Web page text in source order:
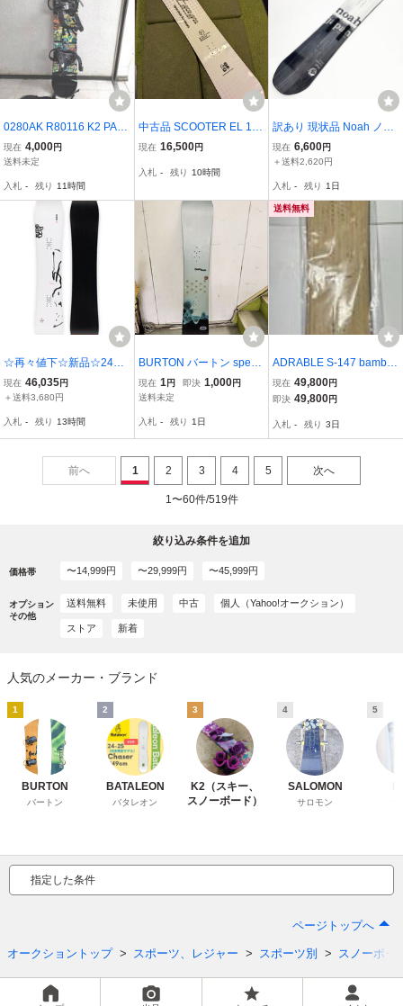
0280AK R80116 K2 PAR
KSTAR ケーツー パーク
スター スノボー スノーボ
ング・カバー付き ビンデ
ィング破損 現状渡し
現在 4,000円
送料未定
入札 - 残り 11時間
中古品 SCOOTER EL 145
cm レディース スノーボ
ィング
現在 16,500円
入札 - 残り 10時間
訳あり 現状品 Noah ノア
High Twister LTD 145 ス
ノーボード 板◆ヒビ/剥が
現在 6,600円
＋送料2,620円
入札 - 残り 1日
☆再々値下☆新品☆24モ
デル RIDE SUPERPIG S
MALL /148cm☆正規モデ
きです☆数量限定・在庫
限りです☆55%OFF～☆
現在 46,035円
＋送料3,680円
入札 - 残り 13時間
BURTON バートン speci
al 46 スノーボード 177 1
46cm△E9111△
現在 1 円 即決 1,000円
送料未定
入札 - 残り 1日
送料無料
ADRABLE S-147 bambo
o!!
現在 49,800円
即決 49,800円
入札 - 残り 3日
前へ 1 2 3 4 5 次へ
1〜60件/519件
絞り込み条件を追加
価格帯 〜14,999円 〜29,999円 〜45,999円
オプション
その他
送料無料 未使用 中古 個人（Yahoo!オークション）
ストア 新着
人気のメーカー・ブランド
1
BURTON
バートン
2
BATALEON
バタレオン
3
K2（スキー、
スノーボード）
4
SALOMON
サロモン
5
指定した条件
ページトップへ
オークショントップ スポーツ、レジャー スポーツ別 スノーボー